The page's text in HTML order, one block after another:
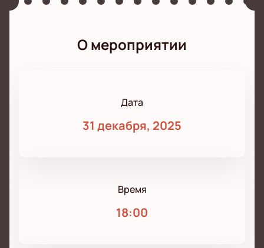
О мероприятии
Дата
31 декабря, 2025
Время
18:00